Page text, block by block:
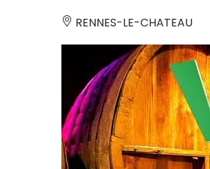
RENNES-LE-CHATEAU